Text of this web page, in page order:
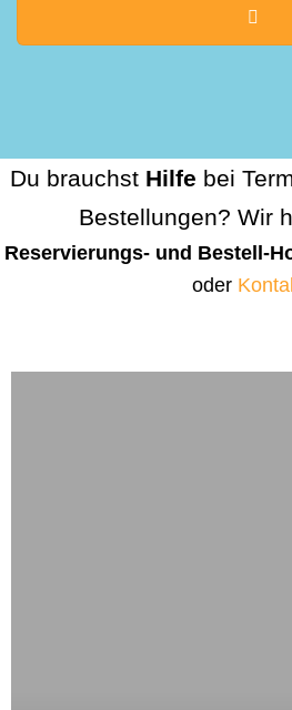
Du brauchst Hilfe bei
Bestellungen? Wir
Reservierungs- und Bestell-
oder